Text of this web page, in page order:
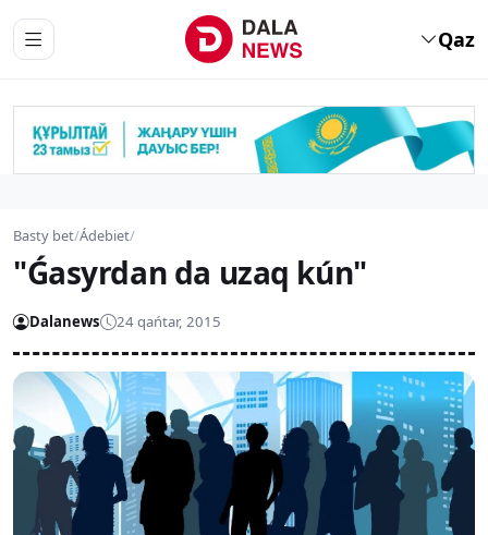
Qaz
Basty bet/Ádebiet/
"Ǵasyrdan da uzaq kún"
Dalanews 24 qańtar, 2015